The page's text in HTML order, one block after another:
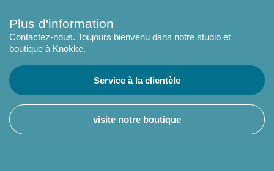
Plus d'information
Contactez-nous. Toujours bienvenu dans notre studio et
boutique à Knokke.
Service à la clientèle
visite notre boutique